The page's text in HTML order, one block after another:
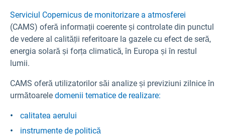
Serviciul Copernicus de monitorizare a atmosferei
(CAMS) oferă informații coerente și controlate din punctul
de vedere al calității referitoare la gazele cu efect de seră,
energia solară și forța climatică, în Europa și în restul
lumii.
CAMS oferă utilizatorilor săi analize și previziuni zilnice în
următoarele domenii tematice de realizare:
calitatea aerului
instrumente de politică